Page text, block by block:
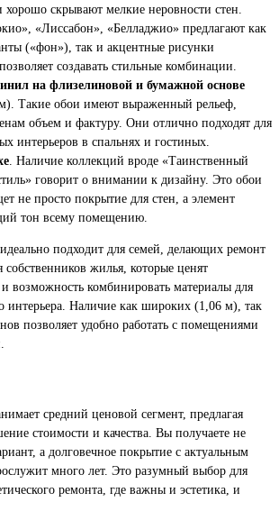
хорошо скрывают мелкие неровности стен.
«Лиссабон», «Белладжио» предлагают как
(«фон»), так и акцентные рисунки
создавать стильные комбинации.
на флизелиновой и бумажной основе
Такие обои имеют выраженный рельеф,
объем и фактуру. Они отлично подходят для
интерьеров в спальнях и гостиных.
. Наличие коллекций вроде «Таинственный
говорит о внимании к дизайну. Это обои
не просто покрытие для стен, а элемент
тон всему помещению.
подходит для семей, делающих ремонт
жилья, которые ценят
возможность комбинировать материалы для
интерьера. Наличие как широких (1,06 м), так
позволяет удобно работать с помещениями
средний ценовой сегмент, предлагая
стоимости и качества. Вы получаете не
а долговечное покрытие с актуальным
много лет. Это разумный выбор для
ремонта, где важны и эстетика, и